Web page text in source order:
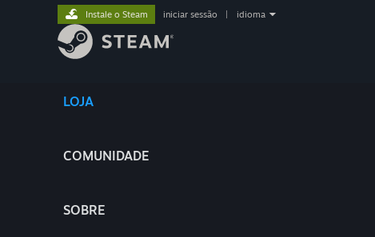
LOJA
COMUNIDADE
SOBRE
Instale o Steam iniciar sessão idioma